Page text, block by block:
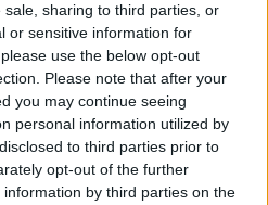
sharing to third parties, or
or sensitive information for
use the below opt-out
Please note that after your
you may continue seeing
personal information utilized by
to third parties prior to
opt-out of the further
by third parties on the
Ατρόμητος και Novibet
συνεχίζουν μαζί: Ανανέωση της
συνεργασίας τους μέχρι το
2028
ΟΤΕ στη διεθνή σειρά δεικτών